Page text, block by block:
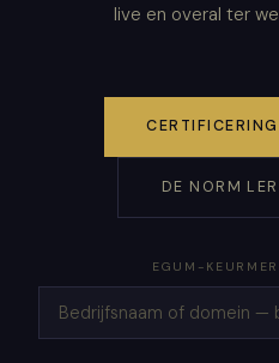
live en overal ter
DE NORM
EGUM-